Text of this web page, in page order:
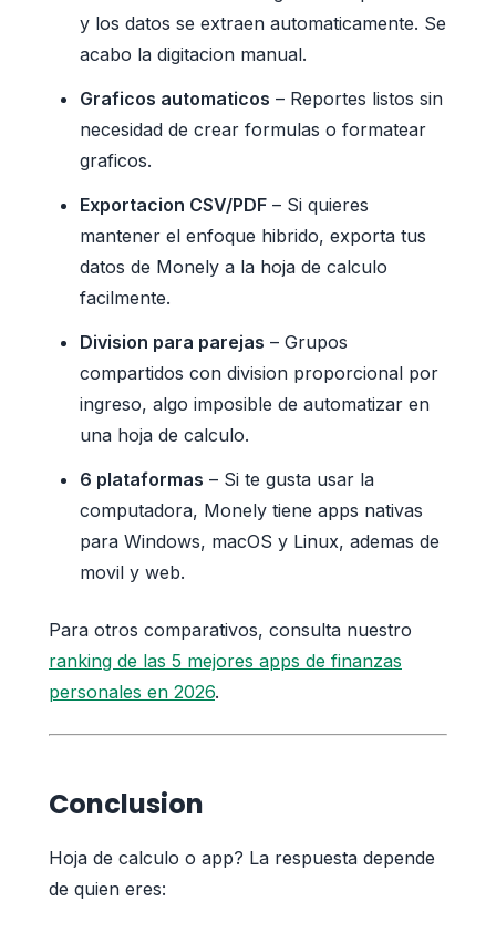
y los datos se extraen automaticamente. Se
acabo la digitacion manual.
Graficos automaticos – Reportes listos sin
necesidad de crear formulas o formatear
graficos.
Exportacion CSV/PDF – Si quieres
mantener el enfoque hibrido, exporta tus
datos de Monely a la hoja de calculo
facilmente.
Division para parejas – Grupos
compartidos con division proporcional por
ingreso, algo imposible de automatizar en
una hoja de calculo.
6 plataformas – Si te gusta usar la
computadora, Monely tiene apps nativas
para Windows, macOS y Linux, ademas de
movil y web.
Para otros comparativos, consulta nuestro
ranking de las 5 mejores apps de finanzas
personales en 2026.
Conclusion
Hoja de calculo o app? La respuesta depende
de quien eres: